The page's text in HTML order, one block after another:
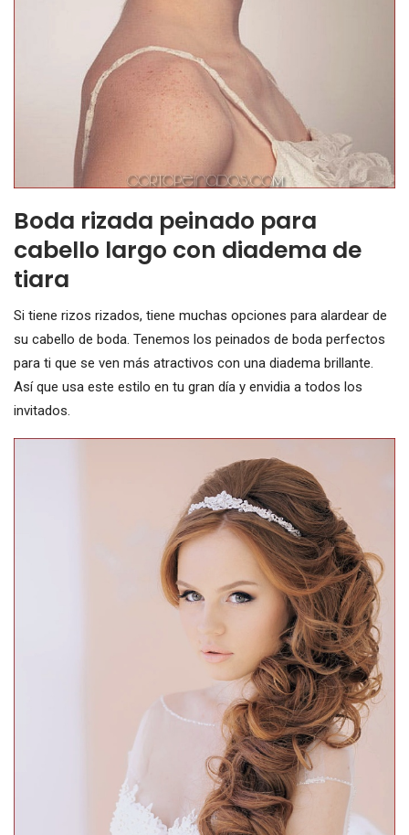
Boda rizada peinado para
cabello largo con diadema de
tiara
Si tiene rizos rizados, tiene muchas opciones para alardear de
su cabello de boda. Tenemos los peinados de boda perfectos
para ti que se ven más atractivos con una diadema brillante.
Así que usa este estilo en tu gran día y envidia a todos los
invitados.